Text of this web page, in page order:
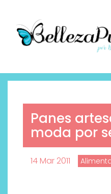
Panes
moda por
14 Mar 2011